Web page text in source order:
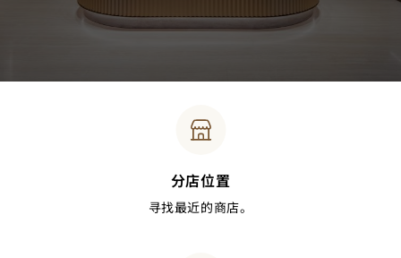
分店位置
寻找最近的商店。